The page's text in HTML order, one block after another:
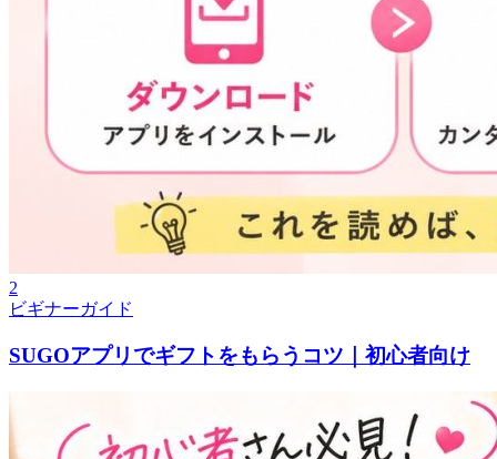
2
ビギナーガイド
SUGOアプリでギフトをもらうコツ｜初心者向け